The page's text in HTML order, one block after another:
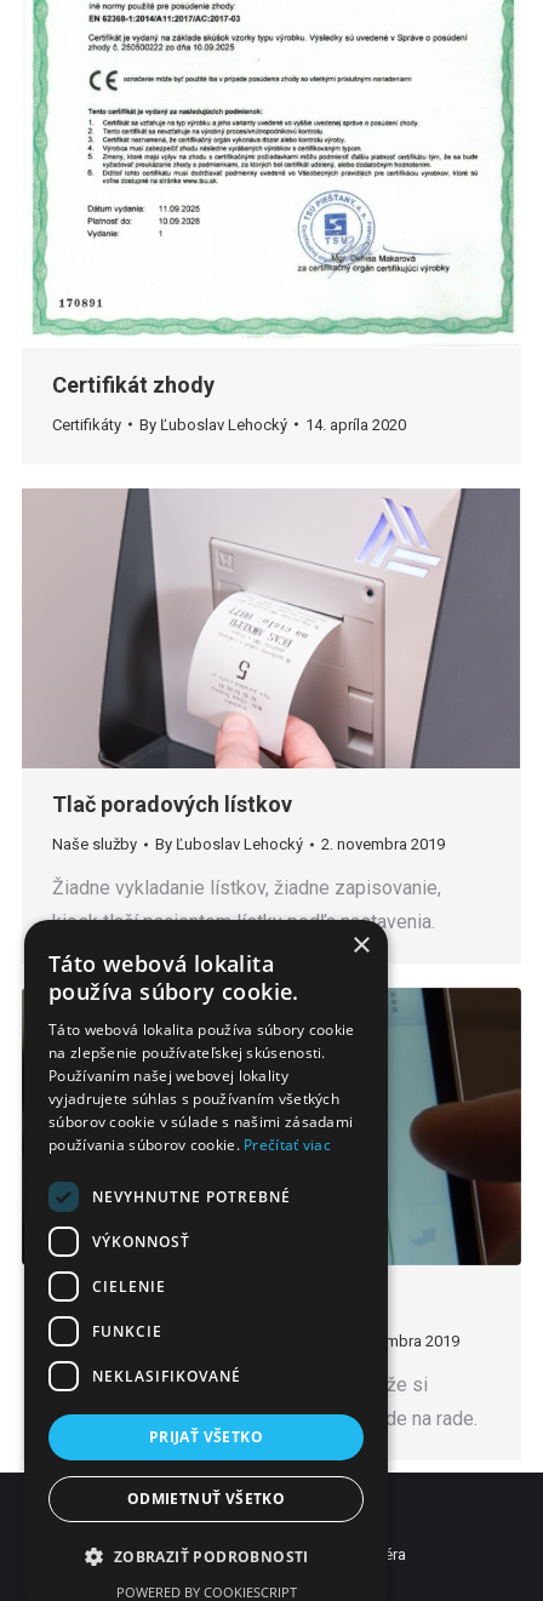
Certifikát zhody
Certifikáty By Ľuboslav Lehocký 14. apríla 2020
Tlač poradových lístkov
Naše služby By Ľuboslav Lehocký 2. novembra 2019
Žiadne vykladanie lístkov, žiadne zapisovanie,
kiosk tlačí pacientom lístky podľa nastavenia.
SMS služba pre pacientov
Naše služby By 12. septembra 2019
Ak pacient zistí, že bude čakať dlho, môže si
zaplatiť SMS privolanie predtým ako bude na rade.
Som lekár
Som pacient
Novinky
Pomoc
Kariéra
Reklama
Kontakt
×
Táto webová lokalita
používa súbory cookie.
Táto webová lokalita používa súbory cookie
na zlepšenie používateľskej skúsenosti.
Používaním našej webovej lokality
vyjadrujete súhlas s používaním všetkých
súborov cookie v súlade s našimi zásadami
používania súborov cookie. Prečítať viac
NEVYHNUTNE POTREBNÉ
VÝKONNOSŤ
CIELENIE
FUNKCIE
NEKLASIFIKOVANÉ
PRIJAŤ VŠETKO
ODMIETNUŤ VŠETKO
ZOBRAZIŤ PODROBNOSTI
POWERED BY COOKIESCRIPT